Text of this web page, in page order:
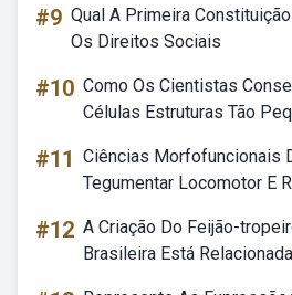
#9 Qual A Primeira
Os Direitos Sociais
#10 Como Os Cientistas
Células Estruturas Tão
#11 Ciências Morfofuncionais
Tegumentar Locomotor E
#12 A Criação Do Feijão-
Brasileira Está